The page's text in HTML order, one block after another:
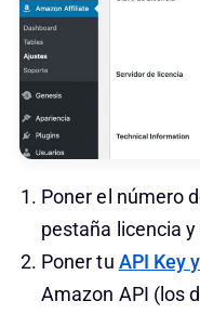
Poner el número
pestaña licencia
Poner tu API Key
Amazon API (los